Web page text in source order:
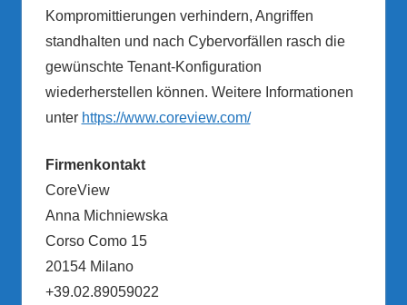
Kompromittierungen verhindern, Angriffen
standhalten und nach Cybervorfällen rasch die
gewünschte Tenant-Konfiguration
wiederherstellen können. Weitere Informationen
unter https://www.coreview.com/
Firmenkontakt
CoreView
Anna Michniewska
Corso Como 15
20154 Milano
+39.02.89059022